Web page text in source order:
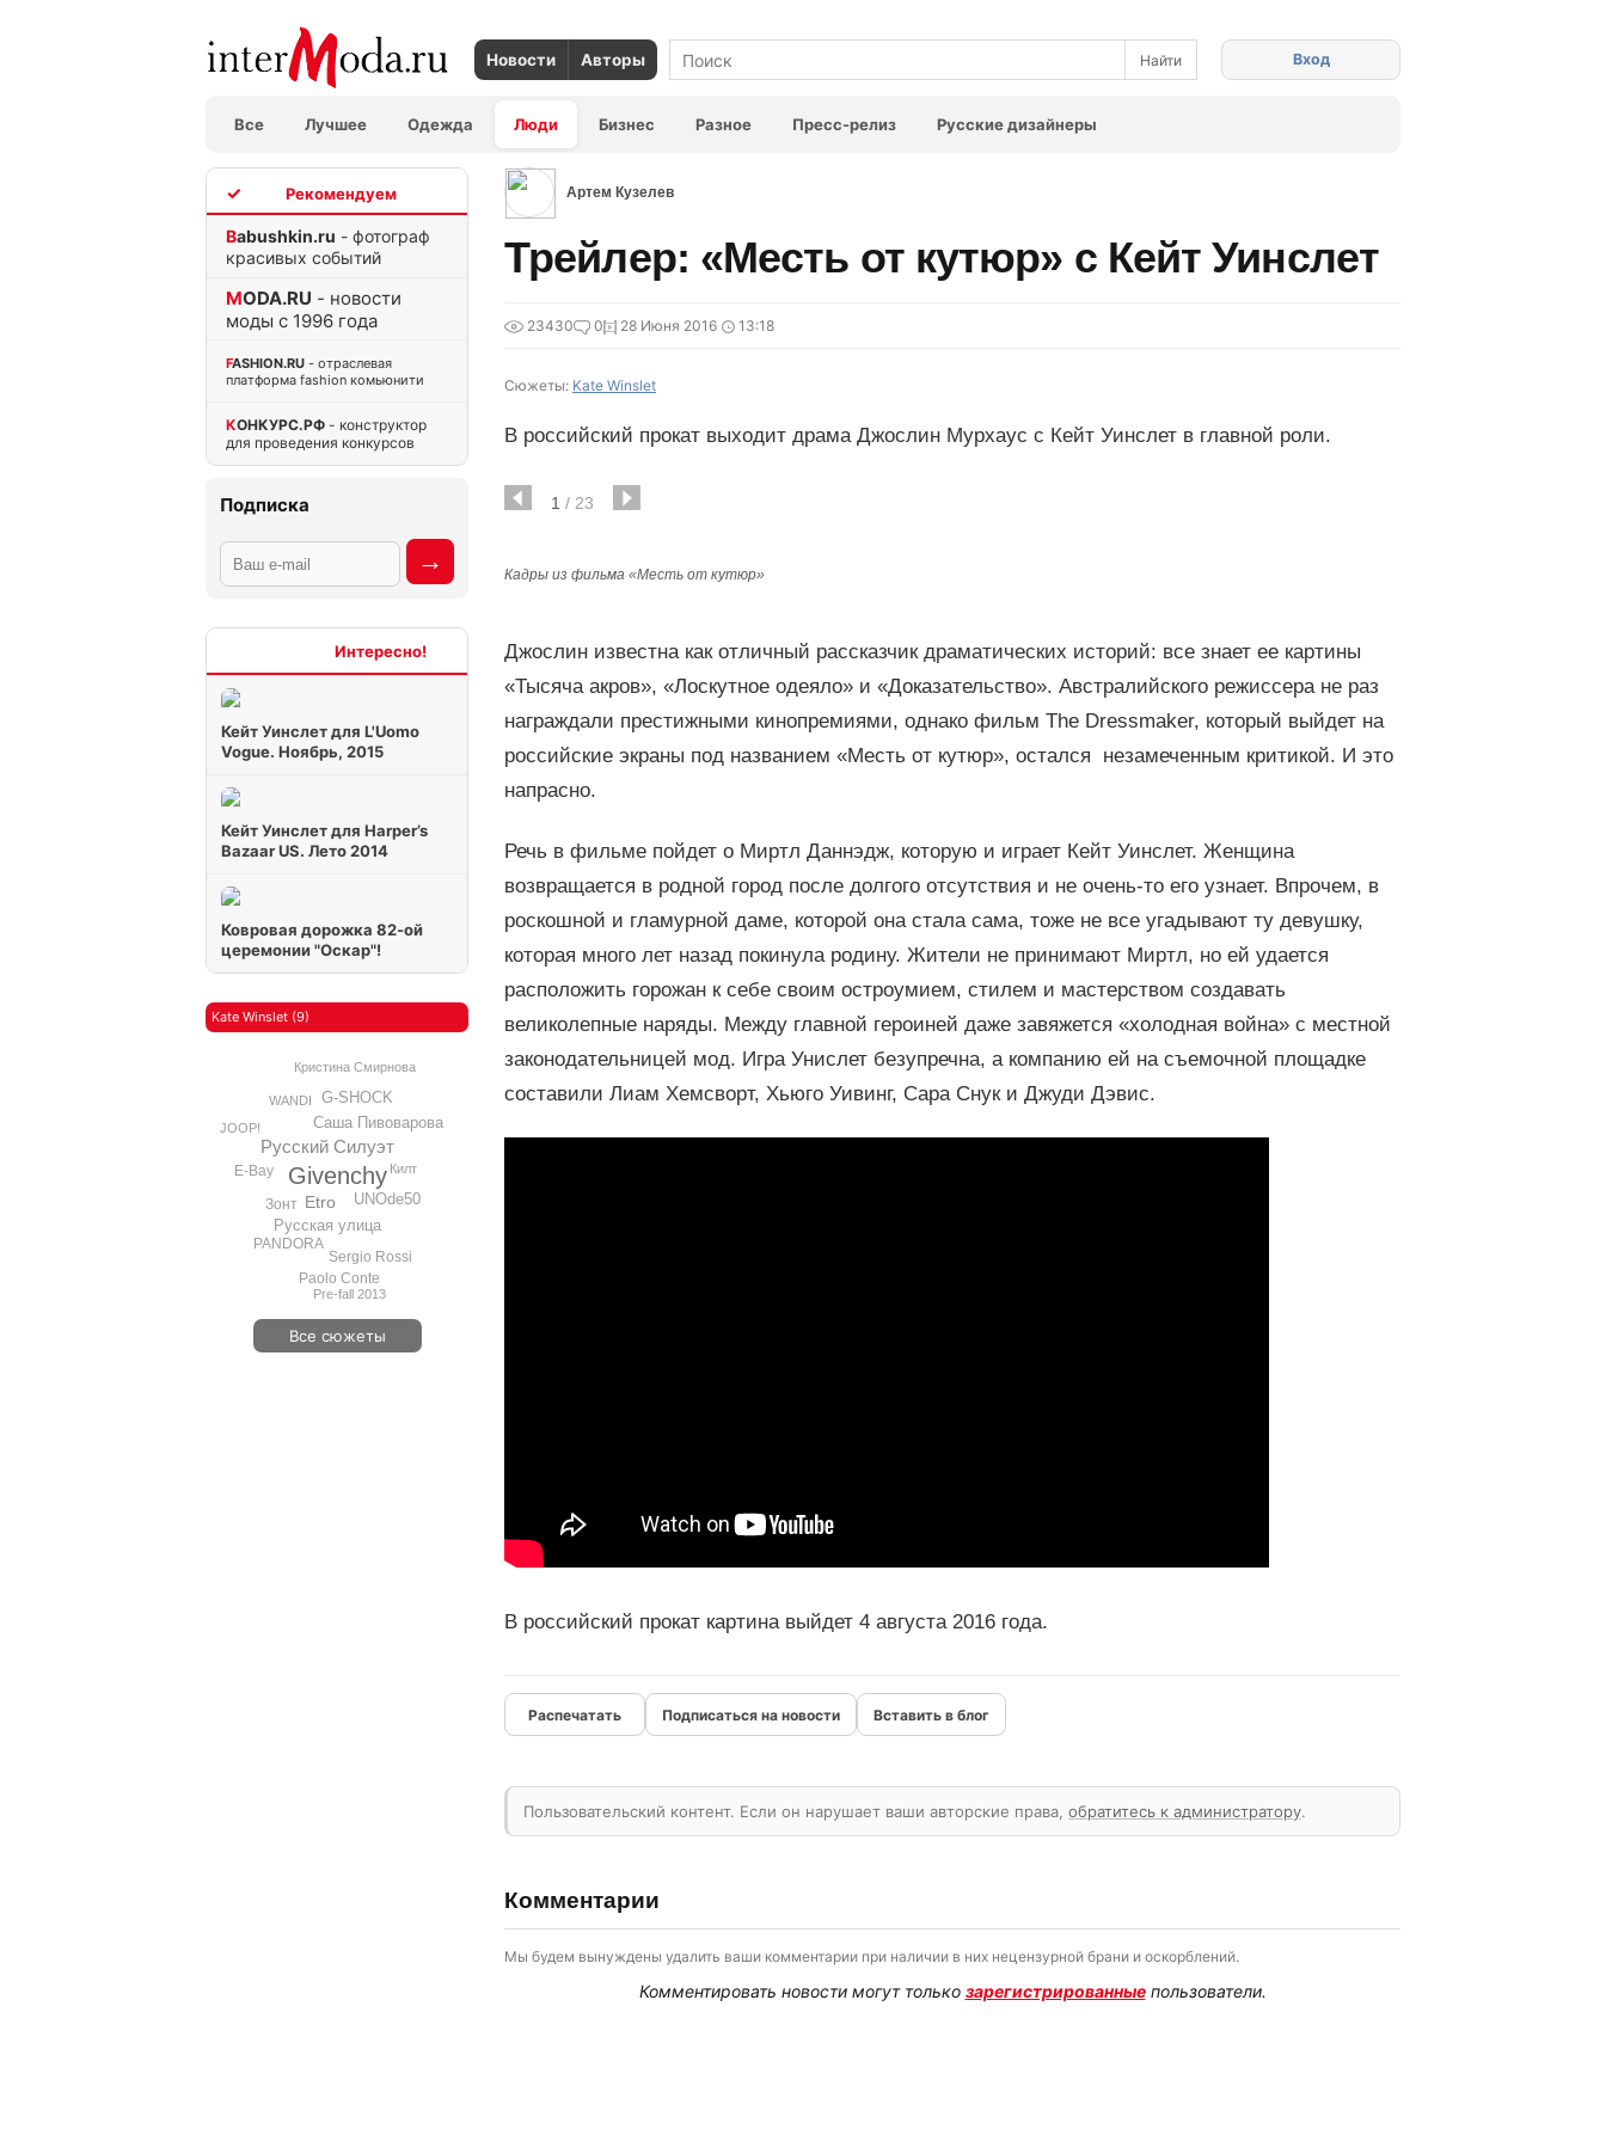
Новости Авторы
Все Лучшее Одежда Люди Бизнес Разное Пресс-релиз Русские дизайнеры
Вход
Babushkin.ru - фотограф
красивых событий
MODA.RU - новости
моды с 1996 года
FASHION.RU - отраслевая
платформа fashion комьюнити
КОНКУРС.РФ - конструктор
для проведения конкурсов
Подписка
Кейт Уинслет для L'Uomo
Vogue. Ноябрь, 2015
Кейт Уинслет для Harper’s
Bazaar US. Лето 2014
Ковровая дорожка 82-ой
церемонии "Оскар"!
Kate Winslet (9)
Givenchy
Русский Силуэт
Etro
Русская улица
Саша Пивоварова
UNOde50
G-SHOCK
Зонт
PANDORA
Sergio Rossi
E-Bay
Paolo Conte
Кристина Смирнова
Pre-fall 2013
WANDI
Килт
JOOP!
Все сюжеты
Артем Кузелев
Трейлер: «Месть от кутюр» с Кейт Уинслет
23430 0 28 Июня 2016 13:18
Сюжеты: Kate Winslet
В российский прокат выходит драма Джослин Мурхаус с Кейт Уинслет в главной роли.
1 / 23
Кадры из фильма «Месть от кутюр»
Джослин известна как отличный рассказчик драматических историй: все знает ее картины
«Тысяча акров», «Лоскутное одеяло» и «Доказательство». Австралийского режиссера не раз
награждали престижными кинопремиями, однако фильм The Dressmaker, который выйдет на
российские экраны под названием «Месть от кутюр», остался незамеченным критикой. И это
напрасно.
Речь в фильме пойдет о Миртл Даннэдж, которую и играет Кейт Уинслет. Женщина
возвращается в родной город после долгого отсутствия и не очень-то его узнает. Впрочем, в
роскошной и гламурной даме, которой она стала сама, тоже не все угадывают ту девушку,
которая много лет назад покинула родину. Жители не принимают Миртл, но ей удается
расположить горожан к себе своим остроумием, стилем и мастерством создавать
великолепные наряды. Между главной героиней даже завяжется «холодная война» с местной
законодательницей мод. Игра Унислет безупречна, а компанию ей на съемочной площадке
составили Лиам Хемсворт, Хьюго Уивинг, Сара Снук и Джуди Дэвис.
В российский прокат картина выйдет 4 августа 2016 года.
Подписаться на новости Вставить в блог
Пользовательский контент. Если он нарушает ваши авторские права, обратитесь к администратору.
Комментарии
Мы будем вынуждены удалить ваши комментарии при наличии в них нецензурной брани и оскорблений.
Комментировать новости могут только зарегистрированныепользователи.